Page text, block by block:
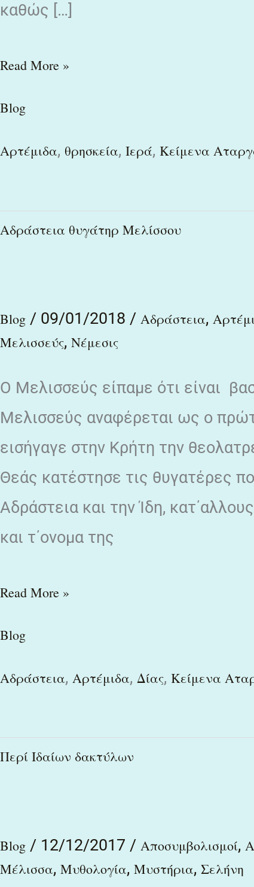
καθώς […]
Read More »
Blog
Αρτέμιδα, θρησκεία, Ιερά, Κείμενα
Αδράστεια θυγάτηρ Μελίσσου
Blog / 09/01/2018 / Αδράστεια,
Μελισσεύς, Νέμεσις
Ο Μελισσεύς είπαμε ότι είναι
Μελισσεύς αναφέρεται ως ο
εισήγαγε στην Κρήτη την
Θεάς κατέστησε τις θυγατέρες
Αδράστεια και την Ίδη,
και τ΄ονομα της
Αδράστεια
Read More »
Blog
Αδράστεια, Αρτέμιδα, Δίας, Κείμενα
Περί Ιδαίων δακτύλων
Blog / 12/12/2017 / Αποσυμβολισμοί,
Μέλισσα, Μυθολογία, Μυστήρια, Σελήνη
Περί